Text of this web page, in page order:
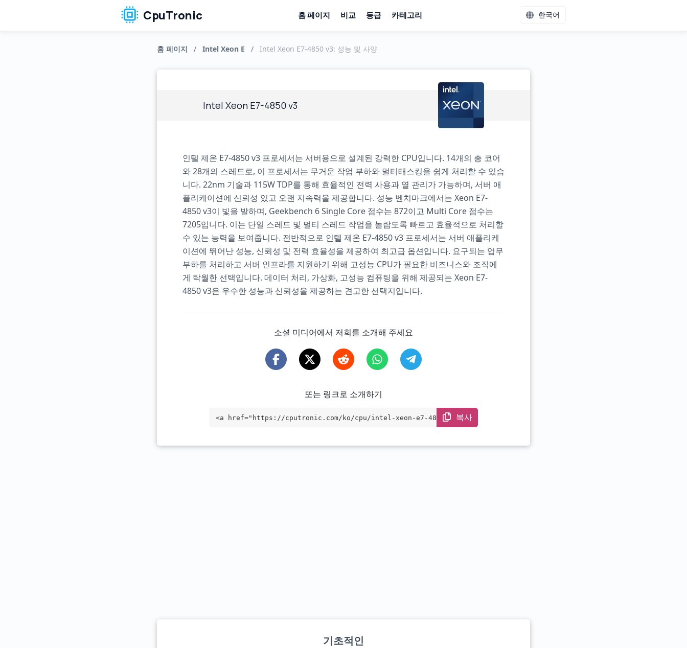
CpuTronic 홈 페이지 비교 등급 카테고리 한국어
홈 페이지 / Intel Xeon E / Intel Xeon E7-4850 v3: 성능 및 사양
Intel Xeon E7-4850 v3
인텔 제온 E7-4850 v3 프로세서는 서버용으로 설계된 강력한 CPU입니다. 14개의 총 코어
와 28개의 스레드로, 이 프로세서는 무거운 작업 부하와 멀티태스킹을 쉽게 처리할 수 있습
니다. 22nm 기술과 115W TDP를 통해 효율적인 전력 사용과 열 관리가 가능하며, 서버 애
플리케이션에 신뢰성 있고 오랜 지속력을 제공합니다. 성능 벤치마크에서는 Xeon E7-
4850 v3이 빛을 발하며, Geekbench 6 Single Core 점수는 872이고 Multi Core 점수는
7205입니다. 이는 단일 스레드 및 멀티 스레드 작업을 놀랍도록 빠르고 효율적으로 처리할
수 있는 능력을 보여줍니다. 전반적으로 인텔 제온 E7-4850 v3 프로세서는 서버 애플리케
이션에 뛰어난 성능, 신뢰성 및 전력 효율성을 제공하여 최고급 옵션입니다. 요구되는 업무
부하를 처리하고 서버 인프라를 지원하기 위해 고성능 CPU가 필요한 비즈니스와 조직에
게 탁월한 선택입니다. 데이터 처리, 가상화, 고성능 컴퓨팅을 위해 제공되는 Xeon E7-
4850 v3은 우수한 성능과 신뢰성을 제공하는 견고한 선택지입니다.
소셜 미디어에서 저희를 소개해 주세요
또는 링크로 소개하기
<a href="https://cputronic.com/ko/cpu/intel-xeon-e7-4850-v3" t
복사
기초적인